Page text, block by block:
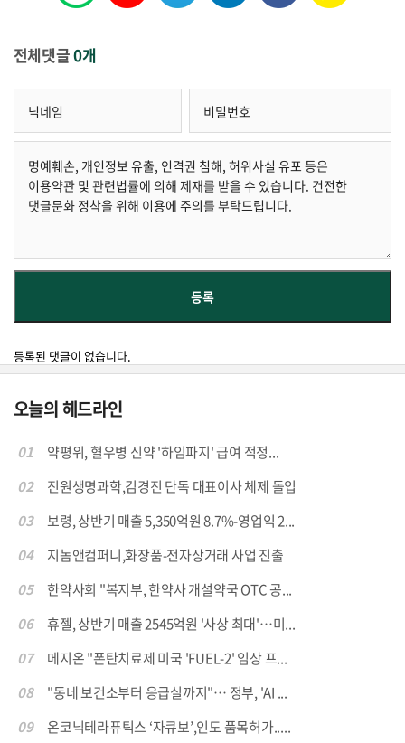
전체댓글0개
등록된 댓글이 없습니다.
오늘의 헤드라인
01
약평위, 혈우병 신약 '하임파지' 급여 적정...
02
진원생명과학,김경진 단독 대표이사 체제 돌입
03
보령, 상반기 매출 5,350억원 8.7%-영업익 2...
04
지놈앤컴퍼니,화장품-전자상거래 사업 진출
05
한약사회 "복지부, 한약사 개설약국 OTC 공...
06
휴젤, 상반기 매출 2545억원 '사상 최대'…미...
07
메지온 "폰탄치료제 미국 'FUEL-2' 임상 프...
08
"동네 보건소부터 응급실까지"… 정부, 'AI ...
09
온코닉테라퓨틱스 ‘자큐보’,인도 품목허가.....